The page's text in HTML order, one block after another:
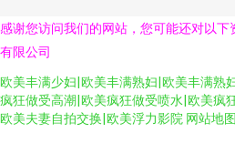
感谢您访问我们的网站，您可能还对以
有限公司
欧美丰满少妇|欧美丰满熟妇|欧美丰满熟
疯狂做受高潮|欧美疯狂做受喷水|欧美疯
欧美夫妻自拍交换|欧美浮力影院 网站地图